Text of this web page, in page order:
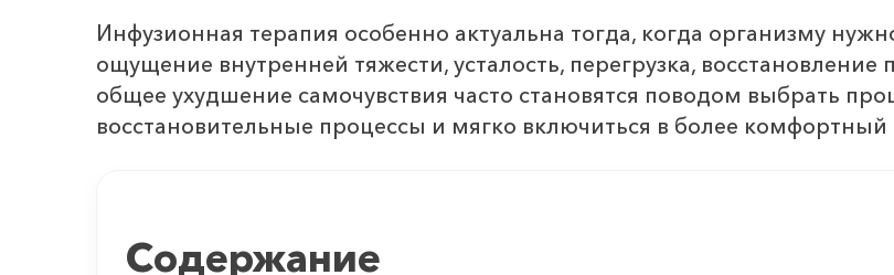
Инфузионная терапия особенно актуальна тогда, когда организму
ощущение внутренней тяжести, усталость, перегрузка,
общее ухудшение самочувствия часто становятся поводом выбрать
восстановительные процессы и мягко включиться в более
Содержание